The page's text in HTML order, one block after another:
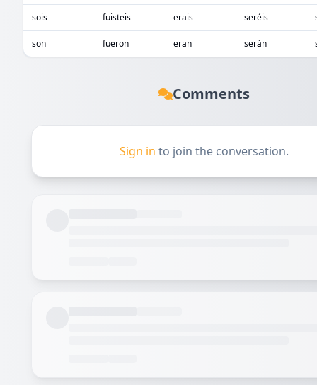
sois fuisteis erais seréis
son fueron eran serán
Comments
Sign in to join the conversation.